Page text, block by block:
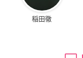
稲田徹